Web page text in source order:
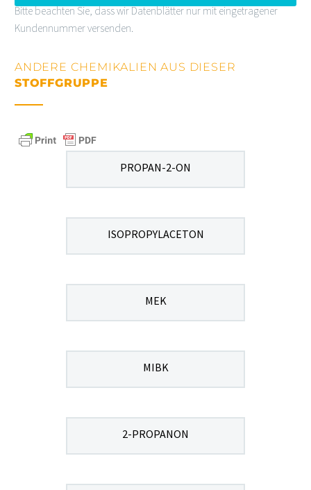
Bitte beachten Sie, dass wir Datenblätter nur mit eingetragener
Kundennummer versenden.
ANDERE CHEMIKALIEN AUS DIESER
STOFFGRUPPE
PROPAN-2-ON
ISOPROPYLACETON
MEK
MIBK
2-PROPANON